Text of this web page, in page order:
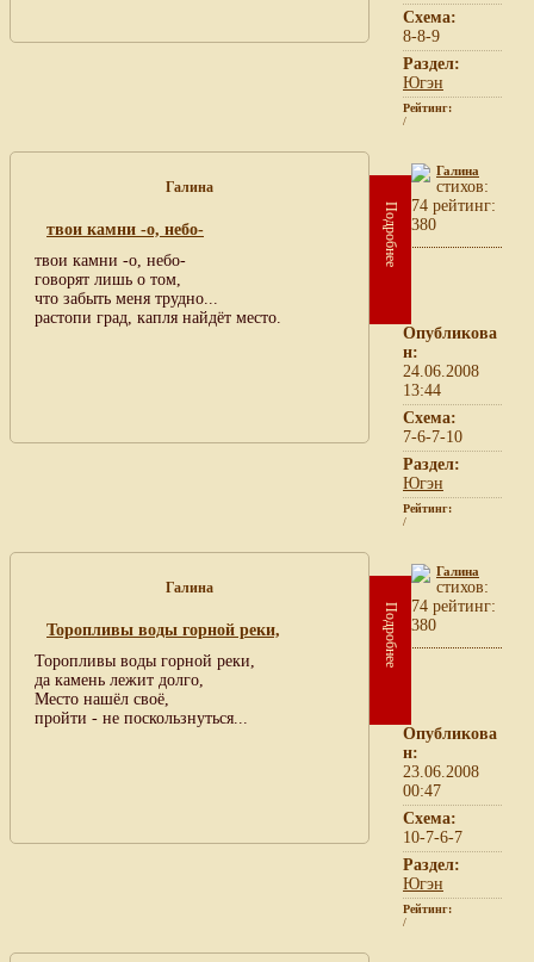
Схема:
8-8-9
Раздел:
Югэн
Рейтинг:
/
Галина
твои камни -о, небо-
твои камни -о, небо-
говорят лишь о том,
что забыть меня трудно...
растопи град, капля найдёт место.
Подробнее
Галина
cтихов:
74 рейтинг:
380
Опубликова
н:
24.06.2008
13:44
Схема:
7-6-7-10
Раздел:
Югэн
Рейтинг:
/
Галина
Торопливы воды горной реки,
Торопливы воды горной реки,
да камень лежит долго,
Место нашёл своё,
пройти - не поскользнуться...
Подробнее
Галина
cтихов:
74 рейтинг:
380
Опубликова
н:
23.06.2008
00:47
Схема:
10-7-6-7
Раздел:
Югэн
Рейтинг:
/